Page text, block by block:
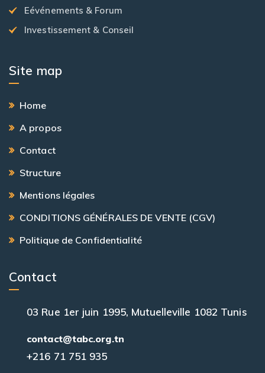
Eévénements & Forum
Investissement & Conseil
Site map
Home
A propos
Contact
Structure
Mentions légales
CONDITIONS GÉNÉRALES DE VENTE (CGV)
Politique de Confidentialité
Contact
03 Rue 1er juin 1995, Mutuelleville 1082 Tunis
contact@tabc.org.tn
+216 71 751 935